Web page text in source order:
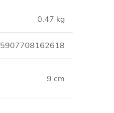
0.47 kg
5907708162618
9 cm